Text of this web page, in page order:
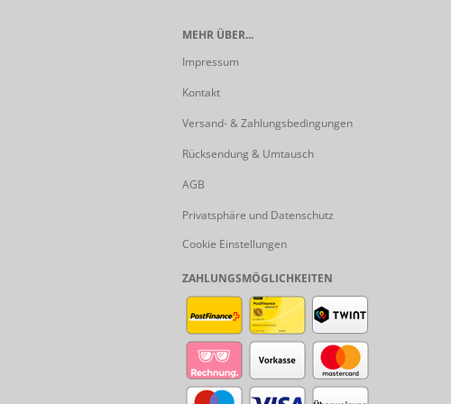
MEHR ÜBER...
Impressum
Kontakt
Versand- & Zahlungsbedingungen
Rücksendung & Umtausch
AGB
Privatsphäre und Datenschutz
Cookie Einstellungen
ZAHLUNGSMÖGLICHKEITEN